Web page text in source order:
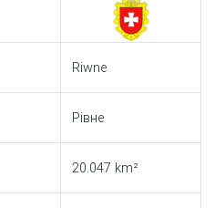
Riwne
Рівне
20.047 km²